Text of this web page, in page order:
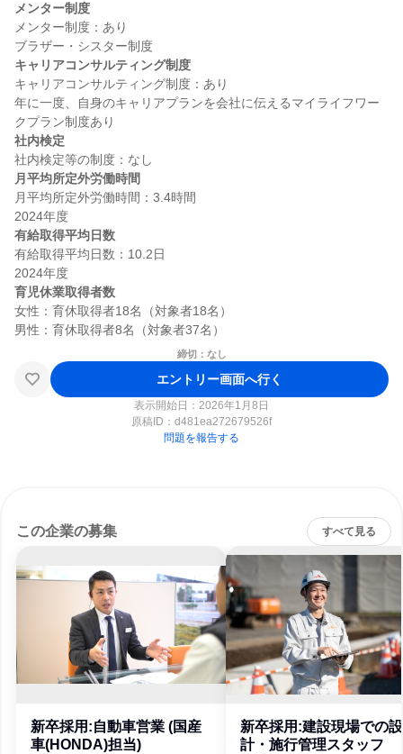
メンター制度
メンター制度：あり
キャリアコンサルティング制度
キャリアコンサルティング制度：あり
年に一度、自身のキャリアプランを会社に伝えるマイライフワー
社内検定
月平均所定外労働時間
月平均所定外労働時間：3.4時間
有給取得平均日数
有給取得平均日数：10.2日
育児休業取得者数
女性：育休取得者18名（対象者18名）
締切：なし
エントリー画面へ行く
表示開始日：2026年1月8日
原稿ID： d481ea272679526f
問題を報告する
この企業の募集 すべて見る
新卒採用:自動車営業 (国産
車(HONDA)担当)
新卒採用:建設現場での設
計・施行管理スタッフ